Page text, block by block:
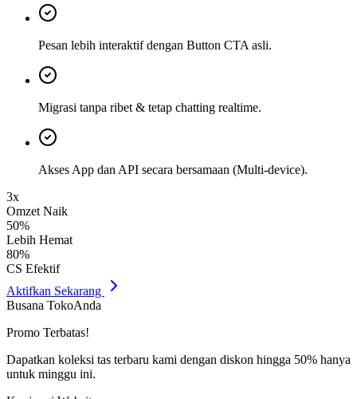
Pesan lebih interaktif dengan Button CTA asli.
Migrasi tanpa ribet & tetap chatting realtime.
Akses App dan API secara bersamaan (Multi-device).
3x
Omzet Naik
50%
Lebih Hemat
80%
CS Efektif
Aktifkan Sekarang
Busana TokoAnda
Promo Terbatas!
Dapatkan koleksi tas terbaru kami dengan diskon hingga 50% hanya
untuk minggu ini.